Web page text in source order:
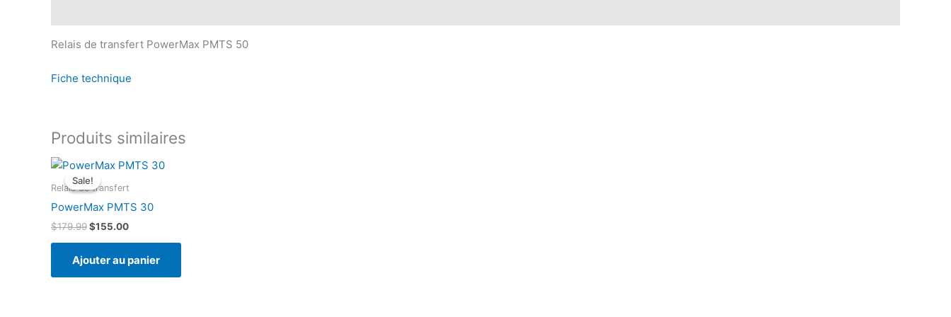
Relais de transfert PowerMax PMTS 50
Fiche technique
Produits similaires
Sale!
Sale!
Relais de transfert
PowerMax PMTS 30
$179.99Le
était :
$155.00Le
est :
Ajouter au panier